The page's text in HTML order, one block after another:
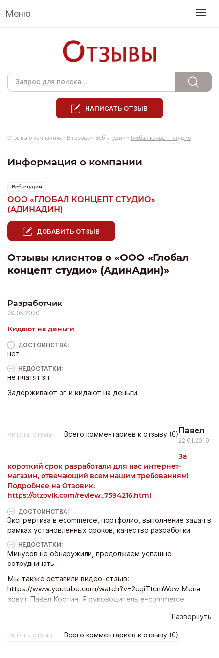
Меню
НАПИСАТЬ ОТЗЫВ
Отзывы о компаниях » В городе » Веб-студии » Глобал концепт студио
Информация о компании
Веб-студии
ООО «ГЛОБАЛ КОНЦЕПТ СТУДИО»
(АДИНАДИН)
ДОБАВИТЬ ОТЗЫВ
Отзывы клиентов о «ООО «Глобал
концепт студио» (АдинАдин)»
Разработчик
29.05.2020
Кидают на деньги
ДОСТОИНCТВА:
нет
НЕДОСТАТКИ:
не платят зп
Задерживают зп и кидают на деньги
Читать отзыв Всего комментариев к отзыву (0)Павел
22.01.2019
За
короткий срок разработали для нас интернет-
магазин, отвечающий всем нашим требованиям!
Подробнее на Отзовик:
https://otzovik.com/review_7594216.html
ДОСТОИНCТВА:
Экспрертиза в ecommerce, портфолио, выполнение задач в
рамках установленных сроков, качество разработки
НЕДОСТАТКИ:
Минусов не обнаружили, продолжаем успешно
сотрудничать
Мы также оставили видео-отзыв:
https://www.youtube.com/watch?v=2cqiTtcmWow Меня
зовут Павел Костин. Я руководитель e-commerce
мир» — это крупнейшая сеть специализированных
винных супермаркетов. Мы работаем с 1998 года.
Сейчас у нас более 460 винных супермаркетов в
Развернуть
Читать отзыв Всего комментариев к отзыву (0)